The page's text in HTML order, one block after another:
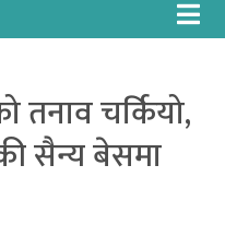
तनाव चर्कियो,
सैन्य बेसमा